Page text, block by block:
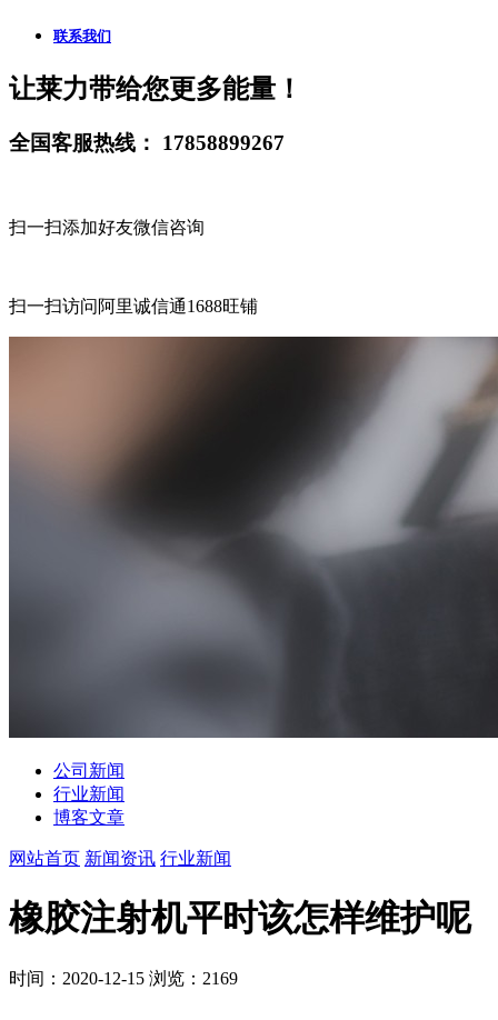
联系我们
让莱力带给您更多能量！
全国客服热线： 17858899267
扫一扫添加好友微信咨询
扫一扫访问阿里诚信通1688旺铺
公司新闻
行业新闻
博客文章
网站首页 新闻资讯 行业新闻
橡胶注射机平时该怎样维护呢
时间：2020-12-15 浏览：2169